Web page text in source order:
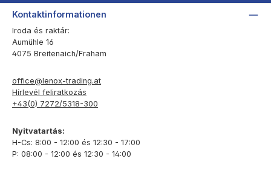
Kontaktinformationen
Iroda és raktár:
Aumühle 16
4075 Breitenaich/Fraham
office@lenox-trading.at
Hírlevél feliratkozás
+43(0) 7272/5318-300
Nyitvatartás:
H-Cs: 8:00 - 12:00 és 12:30 - 17:00
P: 08:00 - 12:00 és 12:30 - 14:00